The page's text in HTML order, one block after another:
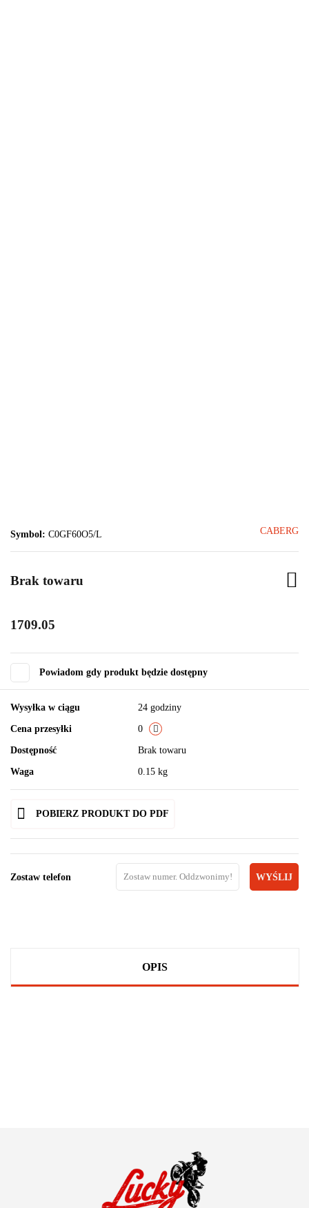
Symbol: C0GF60O5/L CABERG
Brak towaru
1709.05
Powiadom gdy produkt będzie dostępny
Wysyłka w ciągu 24 godziny
Cena przesyłki 0
Dostępność Brak towaru
Waga 0.15 kg
POBIERZ PRODUKT DO PDF
Zostaw telefon WYŚLIJ
OPIS